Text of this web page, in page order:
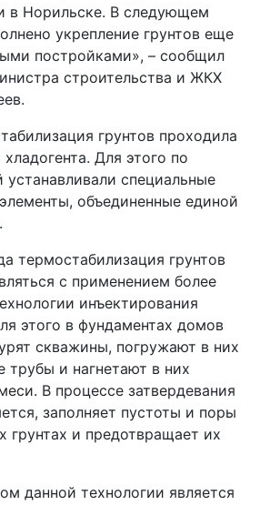
в Норильске. В следующем
укрепление грунтов еще
постройками», – сообщил
строительства и ЖКХ
грунтов проходила
Для этого по
устанавливали специальные
объединенные единой
термостабилизация грунтов
с применением более
инъектирования
этого в фундаментах домов
скважины, погружают в них
трубы и нагнетают в них
В процессе затвердевания
заполняет пустоты и поры
грунтах и предотвращает их
данной технологии является